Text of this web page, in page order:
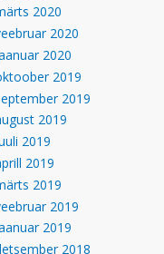
2020
2020
2020
2019
2019
2019
2019
2019
2019
2019
2019
2018